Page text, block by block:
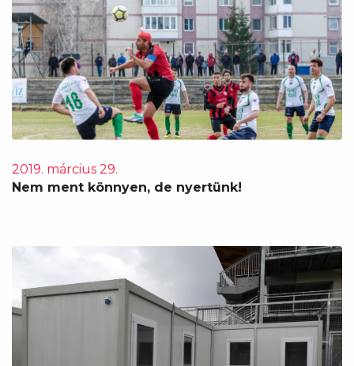
2019. március 29.
Nem ment könnyen, de nyertünk!